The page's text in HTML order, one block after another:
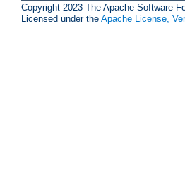
Copyright 2023 The Apache Software
Licensed under the Apache License,